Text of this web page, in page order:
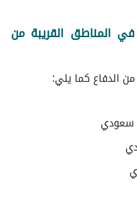
المناطق القريبة من
الدفاع كما يلي: